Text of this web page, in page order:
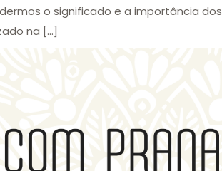
o significado e a importância
na […]